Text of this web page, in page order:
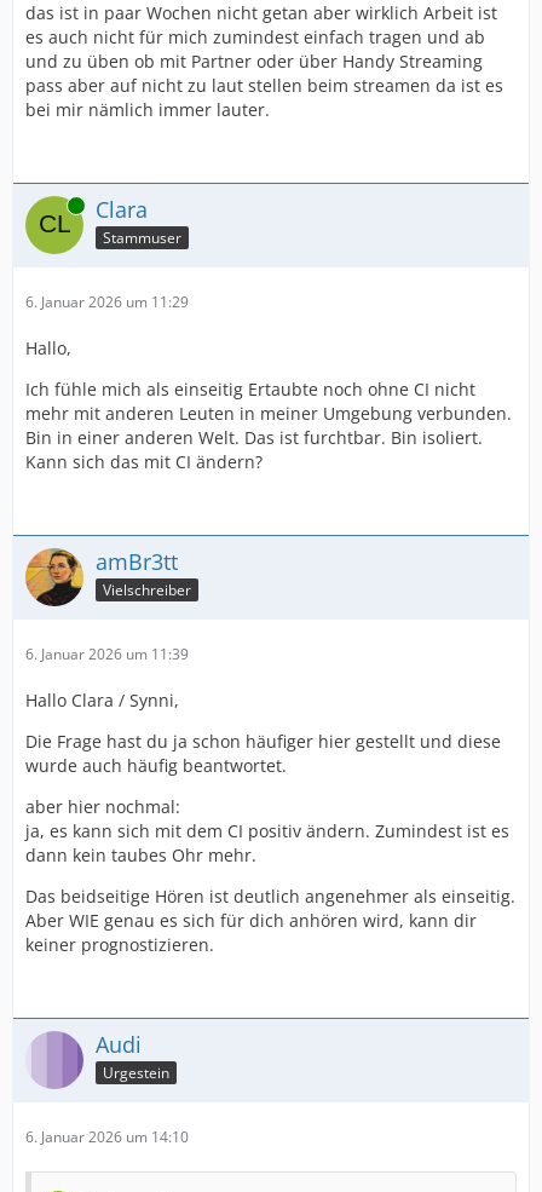
das ist in paar Wochen nicht getan aber wirklich Arbeit ist
es auch nicht für mich zumindest einfach tragen und ab
und zu üben ob mit Partner oder über Handy Streaming
pass aber auf nicht zu laut stellen beim streamen da ist es
bei mir nämlich immer lauter.
Online Clara
Stammuser
6. Januar 2026 um 11:29
Hallo,
Ich fühle mich als einseitig Ertaubte noch ohne CI nicht
mehr mit anderen Leuten in meiner Umgebung verbunden.
Bin in einer anderen Welt. Das ist furchtbar. Bin isoliert.
Kann sich das mit CI ändern?
amBr3tt
Vielschreiber
6. Januar 2026 um 11:39
Hallo Clara / Synni,
Die Frage hast du ja schon häufiger hier gestellt und diese
wurde auch häufig beantwortet.
aber hier nochmal:
ja, es kann sich mit dem CI positiv ändern. Zumindest ist es
dann kein taubes Ohr mehr.
Das beidseitige Hören ist deutlich angenehmer als einseitig.
Aber WIE genau es sich für dich anhören wird, kann dir
keiner prognostizieren.
Audi
Urgestein
6. Januar 2026 um 14:10